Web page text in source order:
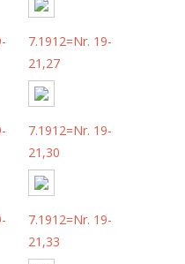
7.1912=Nr. 19-
21,27
7.1912=Nr. 19-
21,30
7.1912=Nr. 19-
21,33